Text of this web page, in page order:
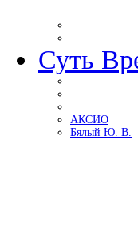
Суть
АКСИО
Бялый Ю. В.